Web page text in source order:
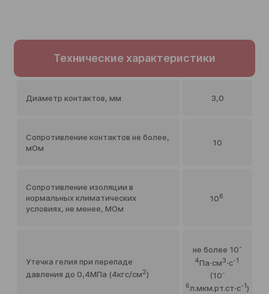
Технические характеристики
Диаметр контактов, мм 3,0
Сопротивление контактов не более,
мОм
10
Сопротивление изоляции в
нормальных климатических
условиях, не менее, МОм
106
Утечка гелия при перепаде
давления до 0,4МПа (4кгс/см2)
не более 10-
4Па⋅см3⋅с-1
(10-
6л.мкм.рт.ст⋅с-1)